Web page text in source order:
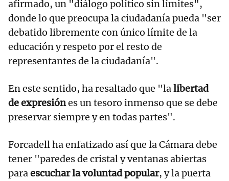
afirmado, un "diálogo político sin límites",
donde lo que preocupa la ciudadanía pueda "ser
debatido libremente con único límite de la
educación y respeto por el resto de
representantes de la ciudadanía".
En este sentido, ha resaltado que "lalibertad
de expresiónes un tesoro inmenso que se debe
preservar siempre y en todas partes".
Forcadell ha enfatizado así que la Cámara debe
tener "paredes de cristal y ventanas abiertas
paraescuchar la voluntad popular, y la puerta